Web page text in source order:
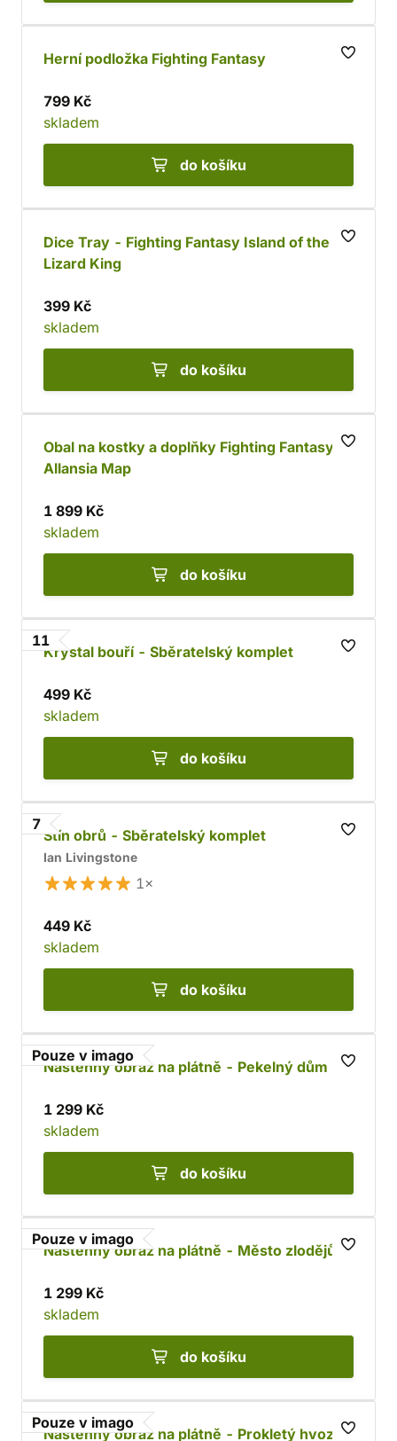
Herní podložka Fighting Fantasy
799 Kč
skladem
do košíku
Dice Tray - Fighting Fantasy Island of the
Lizard King
399 Kč
skladem
do košíku
Obal na kostky a doplňky Fighting Fantasy -
Allansia Map
1 899 Kč
skladem
do košíku
11
Krystal bouří - Sběratelský komplet
499 Kč
skladem
do košíku
7
Stín obrů - Sběratelský komplet
Ian Livingstone
1×
449 Kč
skladem
do košíku
Pouze v imago
Nástěnný obraz na plátně - Pekelný dům
1 299 Kč
skladem
do košíku
Pouze v imago
Nástěnný obraz na plátně - Město zlodějů
1 299 Kč
skladem
do košíku
Pouze v imago
Nástěnný obraz na plátně - Prokletý hvozd